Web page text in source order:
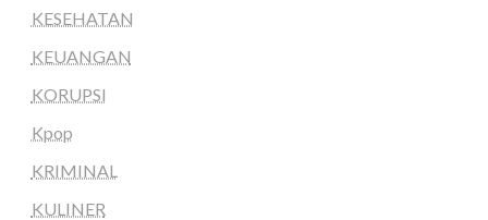
KESEHATAN
KEUANGAN
KORUPSI
Kpop
KRIMINAL
KULINER